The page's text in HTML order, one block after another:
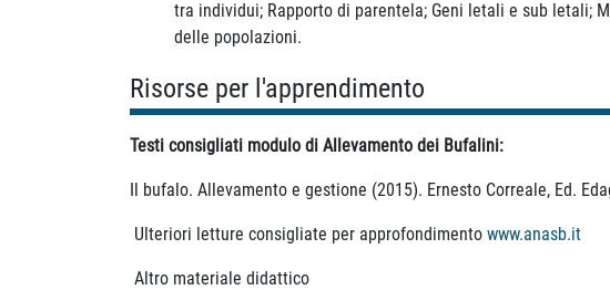
tra individui; Rapporto di parentela; Geni letali e sub letali;
delle popolazioni.
Risorse per l'apprendimento
Testi consigliati modulo di Allevamento dei Bufalini:
Il bufalo. Allevamento e gestione (2015). Ernesto Correale, Ed.
Ulteriori letture consigliate per approfondimento www.anasb.it
Altro materiale didattico